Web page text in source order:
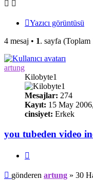
Yazıcı görüntüsü
4 mesaj • 1. sayfa (Toplam
artung
Kilobyte1
Mesajlar: 274
Kayıt: 15 May
cinsiyet: Erkek
you tubeden video
Mesaj
gönderen artung » 30